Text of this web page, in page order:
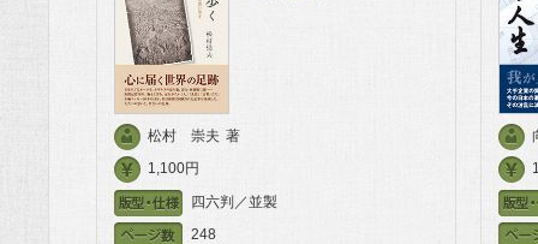
松村 崇夫 著
1,100円
四六判／並製
248